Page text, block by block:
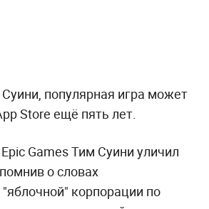
популярная игра может
Store ещё пять лет.
Games Тим Суини уличил
о словах
корпорации по